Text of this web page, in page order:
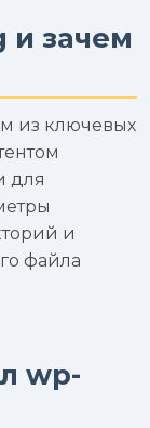
и зачем
из ключевых
для
и
файла
wp-